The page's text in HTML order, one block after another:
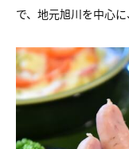
で、地元旭川を中心